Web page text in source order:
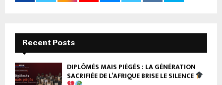
Recent Posts
DIPLÔMÉS MAIS PIÉGÉS : LA GÉNÉRATION
SACRIFIÉE DE L’AFRIQUE BRISE LE SILENCE